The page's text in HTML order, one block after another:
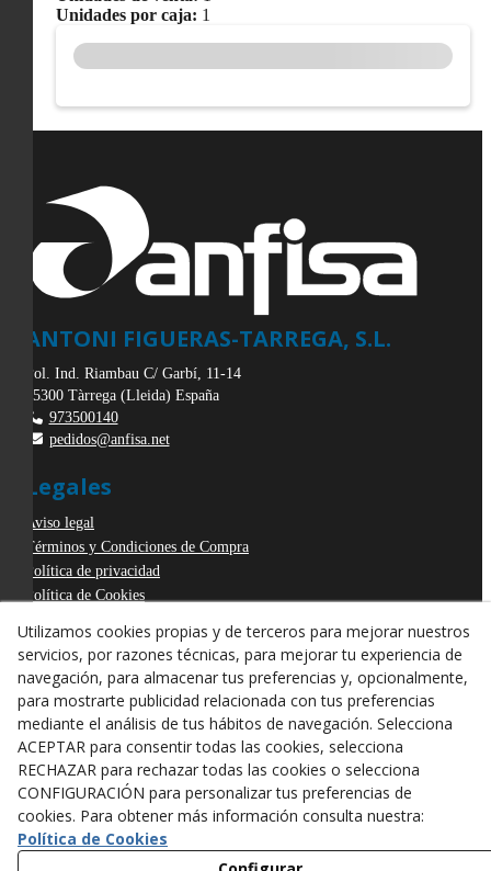
Unidades por caja: 1
ANTONI FIGUERAS-TARREGA, S.L.
Pol. Ind. Riambau C/ Garbí, 11-14
25300 Tàrrega (Lleida) España
973500140
pedidos@anfisa.net
Legales
Aviso legal
Términos y Condiciones de Compra
Política de privacidad
Política de Cookies
Derecho de desistimiento
Utilizamos cookies propias y de terceros para mejorar nuestros
servicios, por razones técnicas, para mejorar tu experiencia de
navegación, para almacenar tus preferencias y, opcionalmente,
para mostrarte publicidad relacionada con tus preferencias
mediante el análisis de tus hábitos de navegación. Selecciona
ACEPTAR para consentir todas las cookies, selecciona
RECHAZAR para rechazar todas las cookies o selecciona
CONFIGURACIÓN para personalizar tus preferencias de
cookies. Para obtener más información consulta nuestra:
Política de Cookies